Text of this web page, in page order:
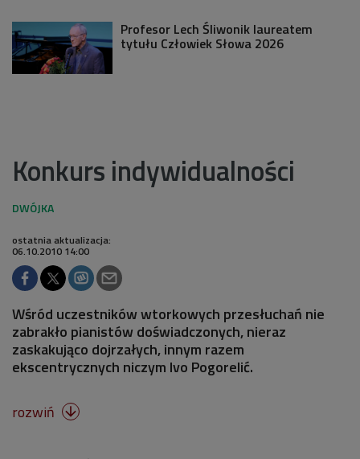
Profesor Lech Śliwonik laureatem
tytułu Człowiek Słowa 2026
Konkurs indywidualności
ostatnia aktualizacja:
06.10.2010 14:00
Wśród uczestników wtorkowych przesłuchań nie
zabrakło pianistów doświadczonych, nieraz
zaskakująco dojrzałych, innym razem
ekscentrycznych niczym Ivo Pogorelić.
rozwiń 